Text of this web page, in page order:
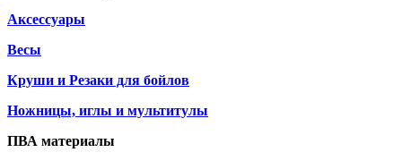
Аксессуары
Весы
Круши и Резаки для бойлов
Ножницы, иглы и мультитулы
ПВА материалы